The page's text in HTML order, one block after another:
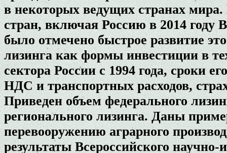
в некоторых ведущих странах
стран, включая Россию в 2014 году
было отмечено быстрое развитие
лизинга как формы инвестиции в
сектора России с 1994 года, сроки
НДС и транспортных расходов,
Приведен объем федерального
регионального лизинга. Даны
перевооружению аграрного
результаты Всероссийского научно-